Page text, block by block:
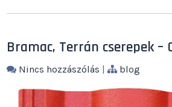
Bramac, Terrán cserepek –
Nincs hozzászólás | blog